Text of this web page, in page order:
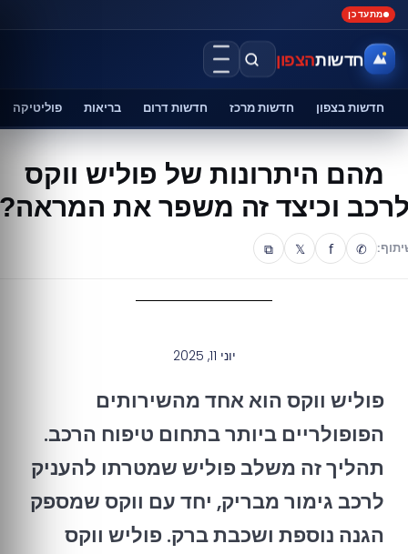
מתעדכן
חדשותהצפון
חדשות בצפון חדשות מרכז חדשות דרום בריאות פוליטיקה
מהם היתרונות של פוליש ווקס
וכיצד זה משפר את
✆
f
𝕏
⧉
יוני 11, 2025
פוליש ווקס הוא אחד מהשירותים
הפופולריים ביותר בתחום טיפוח הרכב.
תהליך זה משלב פוליש שמטרתו להעניק
לרכב גימור מבריק, יחד עם ווקס שמספק
הגנה נוספת ושכבת ברק. פוליש ווקס